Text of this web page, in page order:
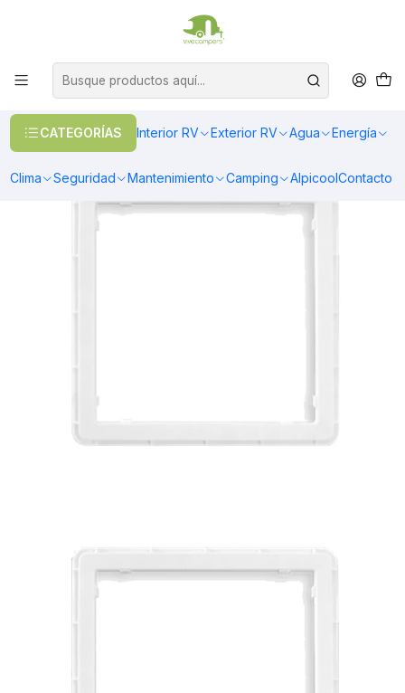
CATEGORÍAS Interior RV Exterior RV Agua Energía
Clima Seguridad Mantenimiento Camping AlpicoolContacto
OFERTAS EN CALEFACCIÓN DIESEL
Kit de Instalación Aire Acondicionado 12v Indel B